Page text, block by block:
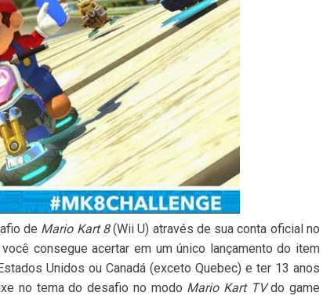
de Mario Kart 8(Wii U) através de sua conta oficial no
consegue acertar em um único lançamento do item
Unidos ou Canadá (exceto Quebec) e ter 13 anos
no tema do desafio no modo Mario Kart TVdo game